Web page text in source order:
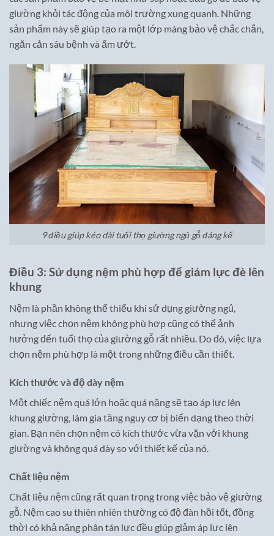
giường khỏi tác động của môi trường xung quanh. Những
sản phẩm này sẽ giúp tạo ra một lớp màng bảo vệ chắc chắn,
ngăn cản sâu bệnh và ẩm ướt.
9 điều giúp kéo dài tuổi thọ giường ngủ gỗ đáng kể
Điều 3: Sử dụng nệm phù hợp để giảm lực đè lên
khung
Nệm là phần không thể thiếu khi sử dụng giường ngủ,
nhưng việc chọn nệm không phù hợp cũng có thể ảnh
hưởng đến tuổi thọ của giường gỗ rất nhiều. Do đó, việc lựa
chọn nệm phù hợp là một trong những điều cần thiết.
Kích thước và độ dày nệm
Một chiếc nệm quá lớn hoặc quá nặng sẽ tạo áp lực lên
khung giường, làm gia tăng nguy cơ bị biến dạng theo thời
gian. Bạn nên chọn nệm có kích thước vừa vặn với khung
giường và không quá dày so với thiết kế của nó.
Chất liệu nệm
Chất liệu nệm cũng rất quan trọng trong việc bảo vệ giường
gỗ. Nệm cao su thiên nhiên thường có độ đàn hồi tốt, đồng
thời có khả năng phân tán lực đều giúp giảm áp lực lên